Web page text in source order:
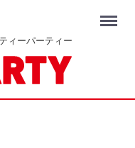
ィーパーティー
Menu